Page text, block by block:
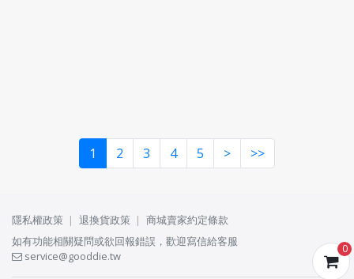
0
1 2 3 4 5 > >>
隱私權政策 退換貨政策
商城賣家約定條款
如有功能相關疑問或欲回報錯誤，歡迎寫信給客服
service@gooddie.tw